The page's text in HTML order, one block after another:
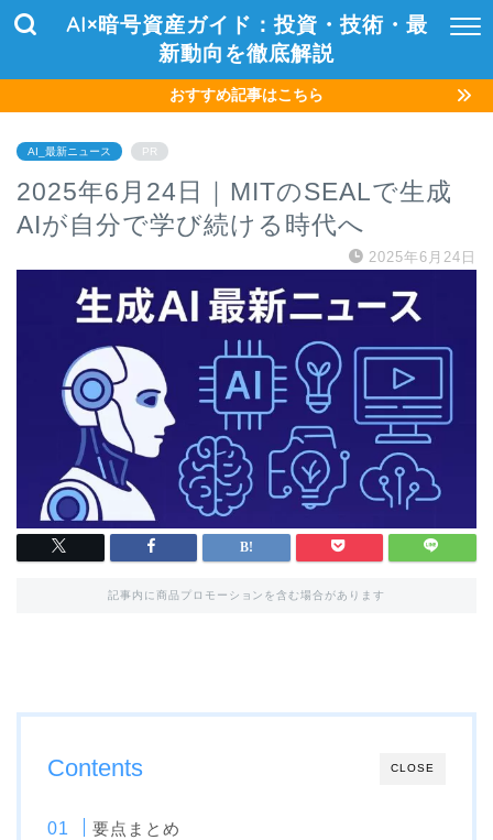
AI×暗号資産ガイド：投資・技術・最
新動向を徹底解説
おすすめ記事はこちら
AI_最新ニュース PR
2025年6月24日｜MITのSEALで生成
AIが自分で学び続ける時代へ
2025年6月24日
記事内に商品プロモーションを含む場合があります
CLOSE
Contents
要点まとめ